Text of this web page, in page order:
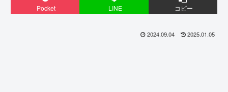
Pocket LINE コピー
2024.09.04 2025.01.05